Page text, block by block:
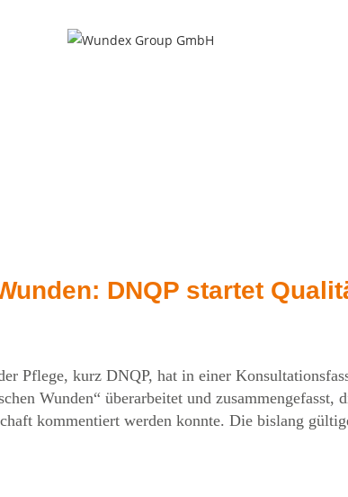
DNQP startet
Pflege, kurz DNQP, hat in einer
Wunden“ überarbeitet und
kommentiert werden konnte. Die bislang